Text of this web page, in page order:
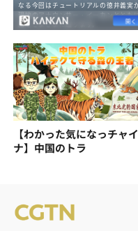
【わかった気になっチャイ
ナ】中国のトラ